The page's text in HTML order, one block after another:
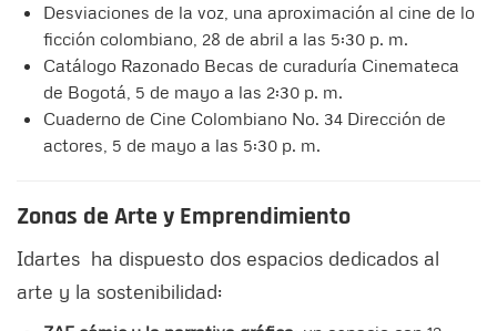
Desviaciones de la voz, una aproximación al cine de lo
ficción colombiano, 28 de abril a las 5:30 p. m.
Catálogo Razonado Becas de curaduría Cinemateca
de Bogotá, 5 de mayo a las 2:30 p. m.
Cuaderno de Cine Colombiano No. 34 Dirección de
actores, 5 de mayo a las 5:30 p. m.
Zonas de Arte y Emprendimiento
Idartes ha dispuesto dos espacios dedicados al
arte y la sostenibilidad: